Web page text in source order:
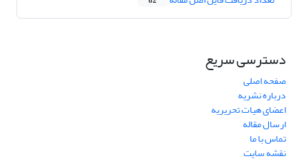
دسترسی سریع
صفحه اصلی
درباره نشریه
اعضای هیات تحریریه
ارسال مقاله
تماس با ما
نقشه سایت